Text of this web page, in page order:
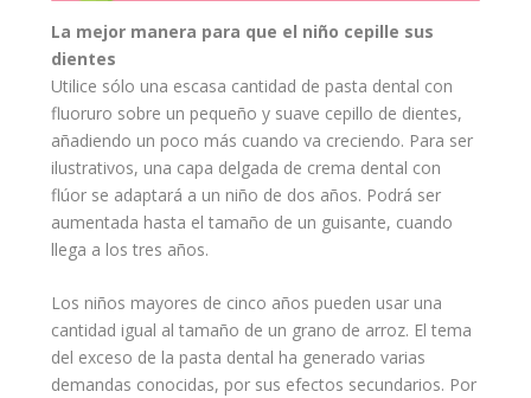
La mejor manera para que el niño cepille sus
dientes
Utilice sólo una escasa cantidad de pasta dental con
fluoruro sobre un pequeño y suave cepillo de dientes,
añadiendo un poco más cuando va creciendo. Para ser
ilustrativos, una capa delgada de crema dental con
flúor se adaptará a un niño de dos años. Podrá ser
aumentada hasta el tamaño de un guisante, cuando
llega a los tres años.
Los niños mayores de cinco años pueden usar una
cantidad igual al tamaño de un grano de arroz. El tema
del exceso de la pasta dental ha generado varias
demandas conocidas, por sus efectos secundarios. Por